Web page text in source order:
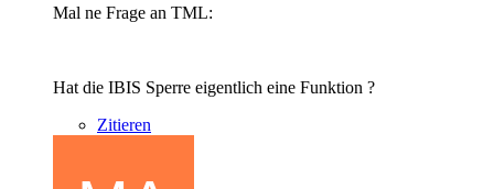
Mal ne Frage an TML:
Hat die IBIS Sperre eigentlich eine Funktion ?
Zitieren